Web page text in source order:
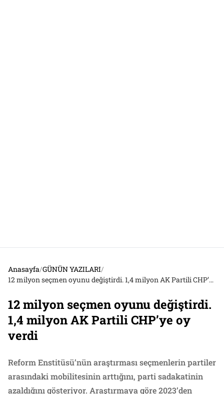
Anasayfa/GÜNÜN YAZILARI/
12 milyon seçmen oyunu değiştirdi. 1,4 milyon AK Partili CHP’ye oy verdi
12 milyon seçmen oyunu değiştirdi.
1,4 milyon AK Partili CHP’ye oy
verdi
Reform Enstitüsü’nün araştırması seçmenlerin partiler
arasındaki mobilitesinin arttığını, parti sadakatinin
azaldığını gösteriyor. Araştırmaya göre 2023’den